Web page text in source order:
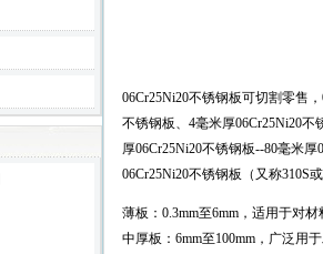
06Cr25Ni20不锈钢板可切割零售
不锈钢板、4毫米厚06Cr25Ni20不
厚06Cr25Ni20不锈钢板--80毫米
06Cr25Ni20不锈钢板（又称310S
薄板：0.3mm至6mm，适用于对
中厚板：6mm至100mm，广泛用